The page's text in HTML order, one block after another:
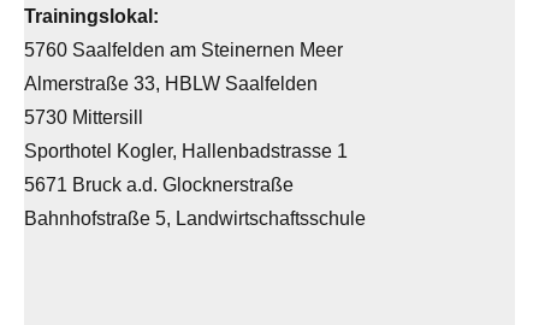
Trainingslokal:
5760 Saalfelden am Steinernen Meer
Almerstraße 33, HBLW Saalfelden
5730 Mittersill
Sporthotel Kogler, Hallenbadstrasse 1
5671 Bruck a.d. Glocknerstraße
Bahnhofstraße 5, Landwirtschaftsschule